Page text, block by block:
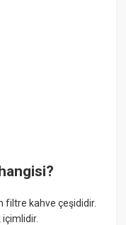
filtre kahve çeşididir.